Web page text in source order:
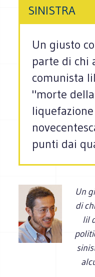
SINISTRA
Un giusto
parte di chi
comunista
"morte
punti dai
Un
di
lil